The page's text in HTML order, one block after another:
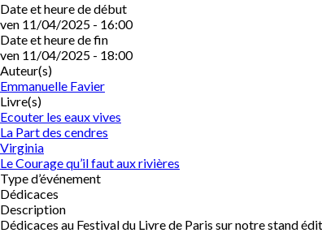
Date et heure de début
ven 11/04/2025 - 16:00
Date et heure de fin
ven 11/04/2025 - 18:00
Auteur(s)
Emmanuelle Favier
Livre(s)
Ecouter les eaux vives
La Part des cendres
Virginia
Le Courage qu’il faut aux rivières
Type d’événement
Dédicaces
Description
Dédicaces au Festival du Livre de Paris sur notre stand